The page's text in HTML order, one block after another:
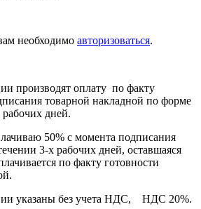
необходимо авторизоваться.
производят оплату по факту
товарной накладной по форме
дней.
50% с момента подписания
3-х рабочих дней, оставшаяся
по факту готовности
указаны без учета НДС, НДС 20%.